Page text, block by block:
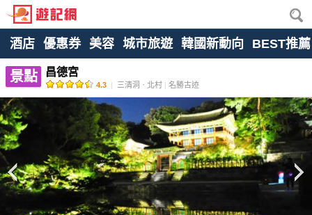
酒店 優惠券 美容 城市旅遊 韓國新動向 BEST推薦
景點 昌德宮
4.3 | 三清洞ㆍ北村 | 名勝古迹